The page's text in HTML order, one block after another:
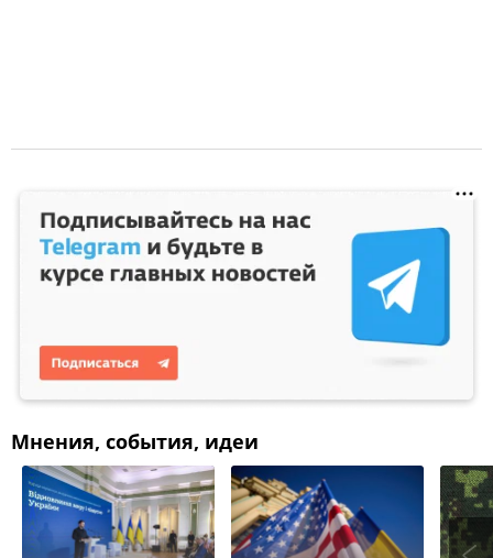
Мнения, события, идеи